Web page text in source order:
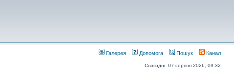
Галерея Допомога Пошук Канал
Сьогодні: 07 серпня 2026, 09:32